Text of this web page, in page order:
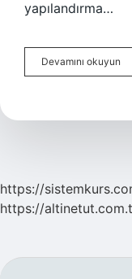
yapılandırma…
Devamını okuyun
Mı
https://
https://